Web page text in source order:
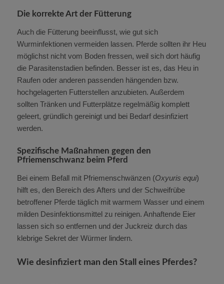
Die korrekte Art der Fütterung
Auch die Fütterung beeinflusst, wie gut sich
Wurminfektionen vermeiden lassen. Pferde sollten ihr Heu
möglichst nicht vom Boden fressen, weil sich dort häufig
die Parasitenstadien befinden. Besser ist es, das Heu in
Raufen oder anderen passenden hängenden bzw.
hochgelagerten Futterstellen anzubieten. Außerdem
sollten Tränken und Futterplätze regelmäßig komplett
geleert, gründlich gereinigt und bei Bedarf desinfiziert
werden.
Spezifische Maßnahmen gegen den
Pfriemenschwanz beim Pferd
Bei einem Befall mit Pfriemenschwänzen (Oxyuris equi)
hilft es, den Bereich des Afters und der Schweifrübe
betroffener Pferde täglich mit warmem Wasser und einem
milden Desinfektionsmittel zu reinigen. Anhaftende Eier
lassen sich so entfernen und der Juckreiz durch das
klebrige Sekret der Würmer lindern.
Wie desinfiziert man den Stall eines Pferdes?